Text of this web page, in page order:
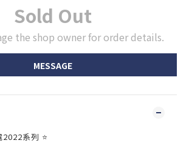
Sold Out
the shop owner for order details.
MESSAGE
系列 ⭐️